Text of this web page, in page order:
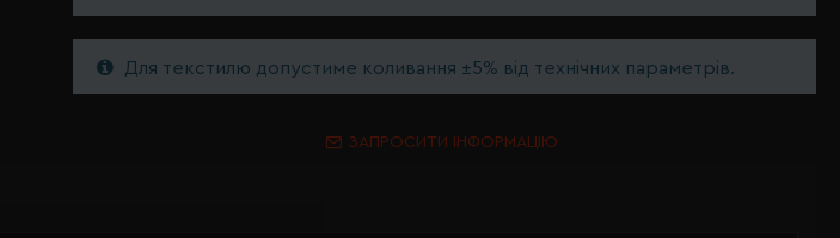
Для текстилю допустиме коливання ±5% від технічних параметрів.
ЗАПРОСИТИ ІНФОРМАЦІЮ